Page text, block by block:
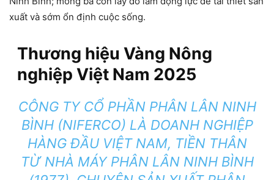
xuất và sớm ổn định cuộc sống.
Thương hiệu Vàng Nông
nghiệp Việt Nam 2025
CÔNG TY CỔ PHẦN PHÂN LÂN NINH
BÌNH (NIFERCO) LÀ DOANH NGHIỆP
HÀNG ĐẦU VIỆT NAM, TIỀN THÂN
TỪ NHÀ MÁY PHÂN LÂN NINH BÌNH